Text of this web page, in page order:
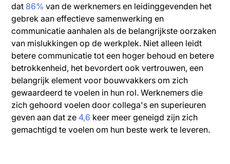
dat 86% van de werknemers en leidinggevenden het
gebrek aan effectieve samenwerking en
communicatie aanhalen als de belangrijkste oorzaken
van mislukkingen op de werkplek. Niet alleen leidt
betere communicatie tot een hoger behoud en betere
betrokkenheid, het bevordert ook vertrouwen, een
belangrijk element voor bouwvakkers om zich
gewaardeerd te voelen in hun rol. Werknemers die
zich gehoord voelen door collega's en superieuren
geven aan dat ze 4,6 keer meer geneigd zijn zich
gemachtigd te voelen om hun beste werk te leveren.